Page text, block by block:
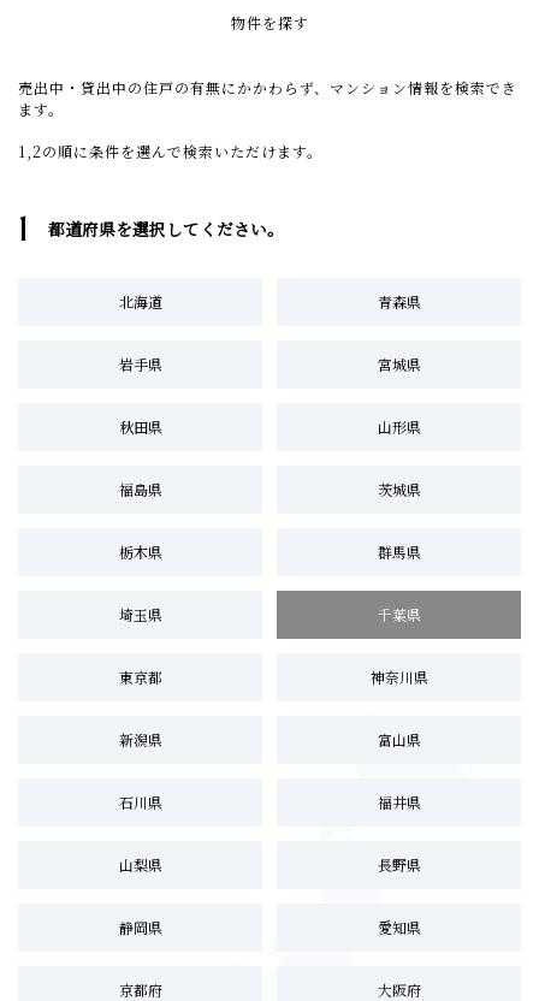
物件を探す
売出中・貸出中の住戸の有無にかかわらず、マンション情報を検索でき
ます。
1,2の順に条件を選んで検索いただけます。
1 都道府県を選択してください。
北海道 青森県
岩手県 宮城県
秋田県 山形県
福島県 茨城県
栃木県 群馬県
埼玉県 千葉県
東京都 神奈川県
新潟県 富山県
石川県 福井県
山梨県 長野県
静岡県 愛知県
京都府 大阪府